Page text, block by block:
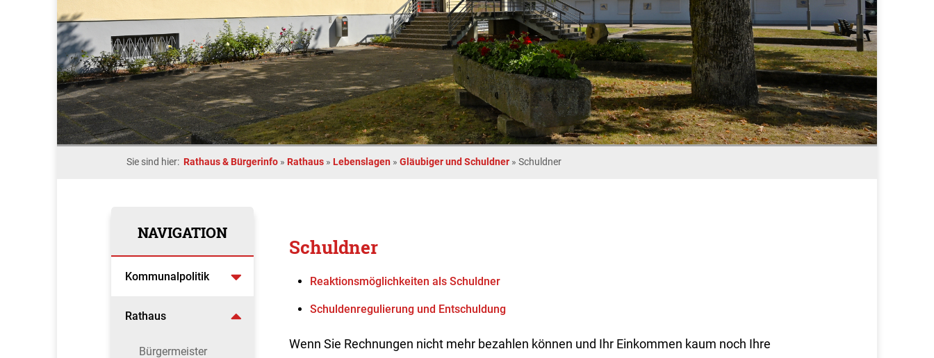
Sie sind hier: Rathaus & Bürgerinfo » Rathaus » Lebenslagen » Gläubiger und Schuldner » Schuldner
NAVIGATION
Kommunalpolitik
Rathaus
Bürgermeister
Schuldner
Reaktionsmöglichkeiten als Schuldner
Schuldenregulierung und Entschuldung
Wenn Sie Rechnungen nicht mehr bezahlen können und Ihr Einkommen kaum noch Ihre